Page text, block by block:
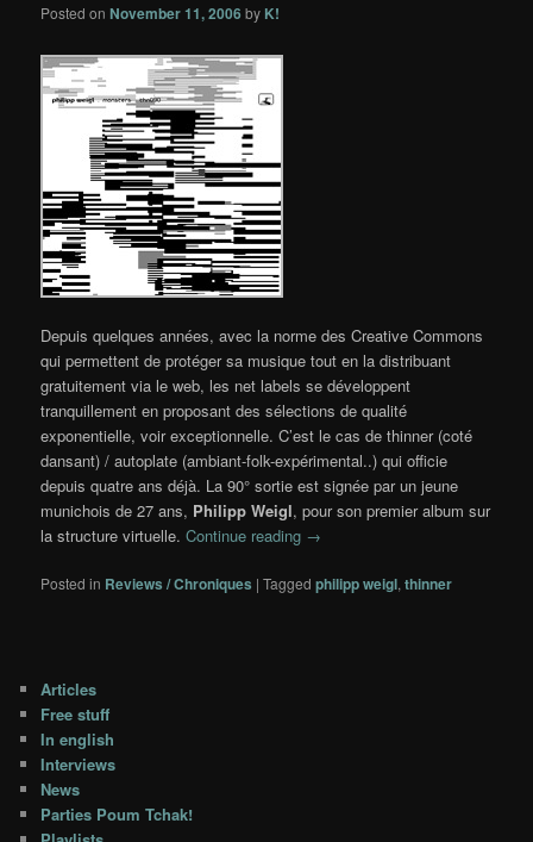
Posted onNovember 11, 2006 by K!
Depuis quelques années, avec la norme des Creative Commons
qui permettent de protéger sa musique tout en la distribuant
gratuitement via le web, les net labels se développent
tranquillement en proposant des sélections de qualité
exponentielle, voir exceptionnelle. C’est le cas de thinner (coté
dansant) / autoplate (ambiant-folk-expérimental..) qui officie
depuis quatre ans déjà. La 90° sortie est signée par un jeune
munichois de 27 ans, Philipp Weigl, pour son premier album sur
la structure virtuelle.Continue reading →
Posted in Reviews / Chroniques |Tagged philipp weigl,thinner
Articles
Free stuff
In english
Interviews
News
Parties Poum Tchak!